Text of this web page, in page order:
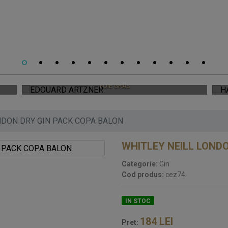
EDOUARD ARTZNER
FOIE GRAS
DRY GIN PACK COPA BALON
WHITLEY NEILL
Categorie: Gin
Cod produs: cez74
IN STOC
Pret: 184LEI